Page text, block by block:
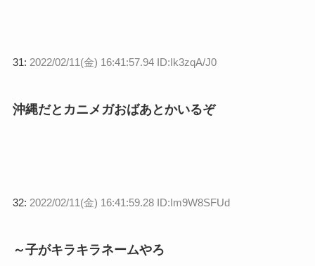
31: 2022/02/11(金) 16:41:57.94 ID:Ik3zqA/J0
沖縄だとカニメガおばあとかいるぞ
32: 2022/02/11(金) 16:41:59.28 ID:Im9W8SFUd
～子がキラキラネームやろ